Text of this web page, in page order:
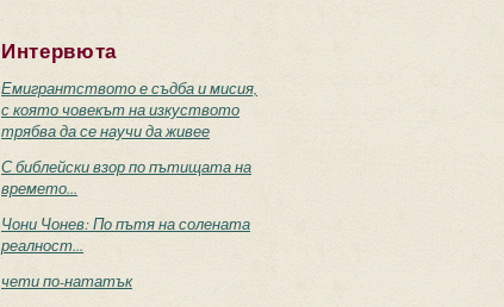
Интервюта
Емигрантството е съдба и мисия,
с която човекът на изкуството
трябва да се научи да живее
С библейски взор по пътищата на
времето...
Чони Чонев: По пътя на солената
реалност...
чети по-нататък